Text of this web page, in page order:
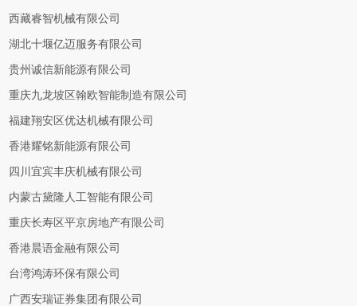
西藏睿智机械有限公司
湖北十堰亿迈服务有限公司
贵州诚信新能源有限公司
重庆九龙坡区翰欧智能制造有限公司
福建翔安区优达机械有限公司
香港耀铭新能源有限公司
四川宜宾丰庆机械有限公司
内蒙古黛隆人工智能有限公司
重庆长寿区平京房地产有限公司
香港晨语金融有限公司
台湾鸿涛环保有限公司
广西安瑞证券集团有限公司